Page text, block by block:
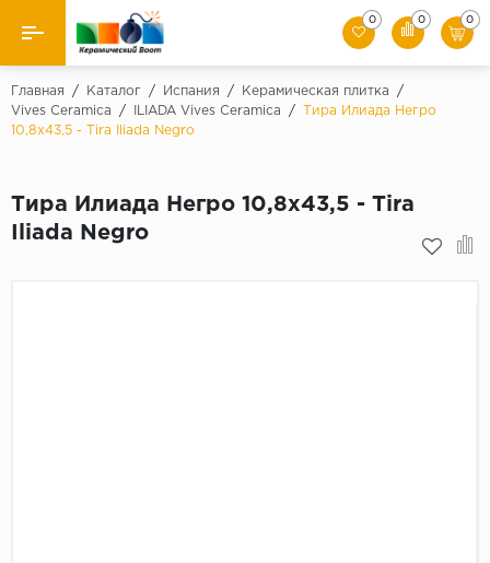
Назад
Производители
Керамогранит
0 0 0
Главная / Каталог / Испания / Керамическая плитка
/
Vives Ceramica
/ ILIADA Vives Ceramica /
Тира Илиада Негро
10,8х43,5 - Tira Iliada Negro
Тира Илиада Негро 10,8х43,5 - Tira
Iliada Negro